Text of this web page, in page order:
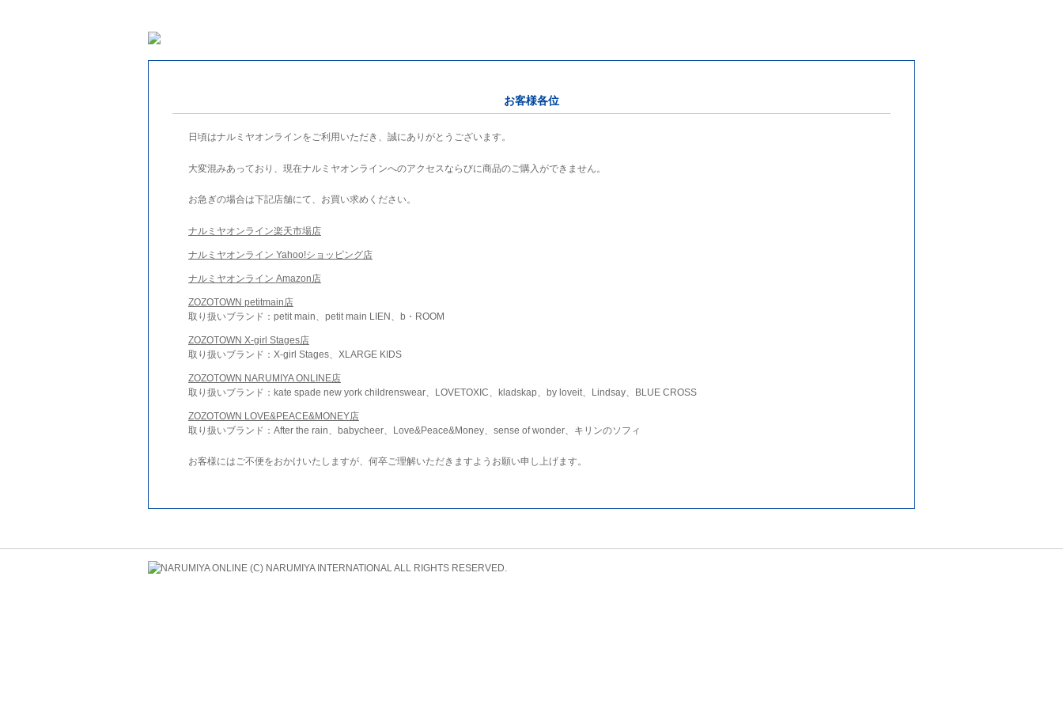
お客様各位
日頃はナルミヤオンラインをご利用いただき、誠にありがとうございます。
大変混みあっており、現在ナルミヤオンラインへのアクセスならびに商品のご購入ができません。
お急ぎの場合は下記店舗にて、お買い求めください。
ナルミヤオンライン楽天市場店
ナルミヤオンライン Yahoo!ショッピング店
ナルミヤオンライン Amazon店
ZOZOTOWN petitmain店
取り扱いブランド：petit main、petit main LIEN、b・ROOM
ZOZOTOWN X-girl Stages店
取り扱いブランド：X-girl Stages、XLARGE KIDS
ZOZOTOWN NARUMIYA ONLINE店
取り扱いブランド：kate spade new york childrenswear、LOVETOXIC、kladskap、by loveit、Lindsay、BLUE CROSS
ZOZOTOWN LOVE&PEACE&MONEY店
取り扱いブランド：After the rain、babycheer、Love&Peace&Money、sense of wonder、キリンのソフィ
お客様にはご不便をおかけいたしますが、何卒ご理解いただきますようお願い申し上げます。